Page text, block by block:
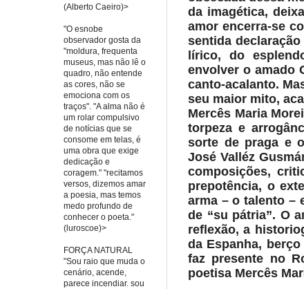
da imagética,
amor encerra-se
sentida
lírico, do
envolver o amado
canto-acalanto.
seu maior mito,
Mercês Maria
torpeza e
sorte de praga e
José Valléz
composições,
prepotência, o
arma – o talento –
de “su pátria”. O
reflexão, a
da Espanha,
faz presente no
poetisa Mercês
(Alberto Caeiro)>
"O esnobe
observador gosta da
"moldura, frequenta
museus, mas não lê o
quadro, não entende
as cores, não se
emociona com os
traços". "A alma não é
um rolar compulsivo
de notícias que se
consome em telas, é
uma obra que exige
dedicação e
coragem." "recitamos
versos, dizemos amar
a poesia, mas temos
medo profundo de
conhecer o poeta."
(luroscoe)>
FORÇA NATURAL
"Sou raio que muda o
cenário, acende,
parece incendiar. sou